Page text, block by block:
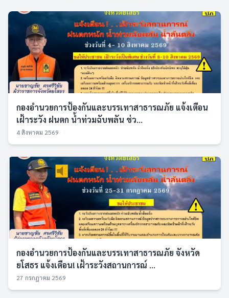
กองอำนวยการป้องกันและบรรเทาสาธารณภัย แจ้งเตือน
เฝ้าระวัง ฝนตก น้ำท่วมฉับพลัน ช่ว...
4 สิงหาคม 2569
กองอำนวยการป้องกันและบรรเทาสาธารณภัย จังหวัด
ยโสธร แจ้งเตือน! เฝ้าระวังสถานการณ์ ...
27 กรกฎาคม 2569